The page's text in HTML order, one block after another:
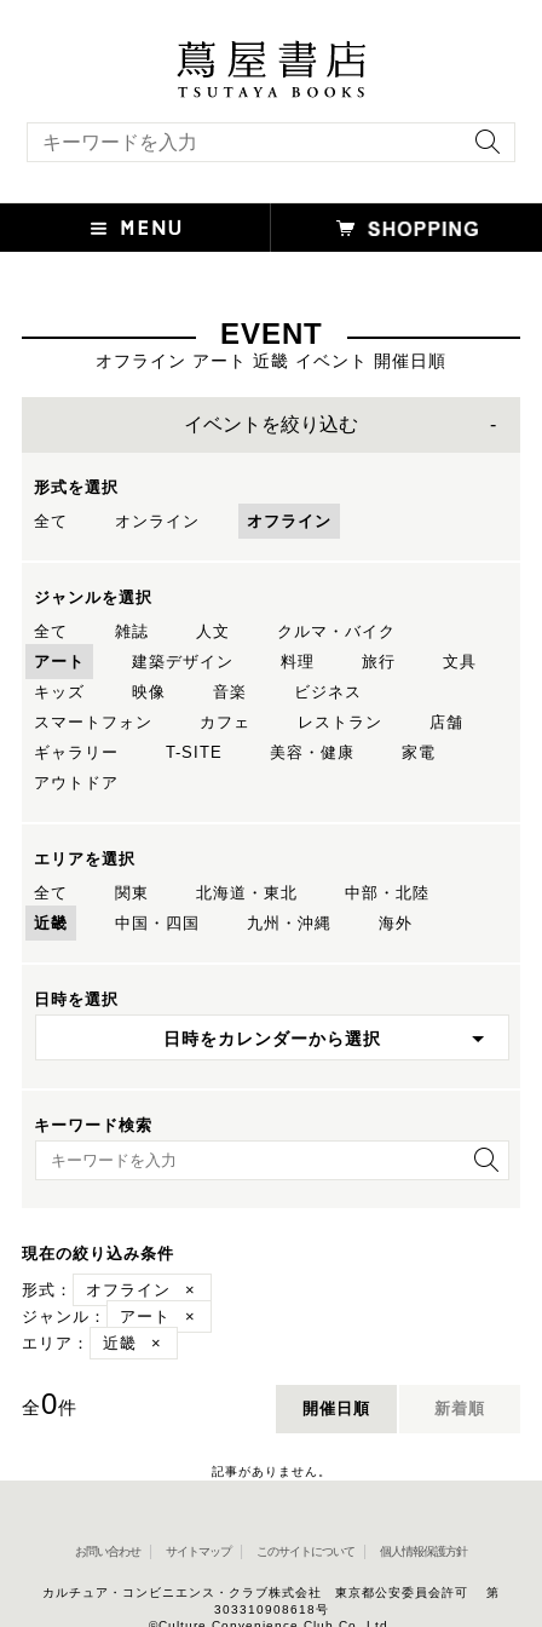
EVENT
オフライン アート 近畿 イベント 開催日順
イベントを絞り込む
形式を選択
全て
オンライン オフライン
ジャンルを選択
全て
雑誌 人文
クルマ・バイク
アート
建築デザイン 料理 旅行
文具
キッズ
映像 音楽
ビジネス
スマートフォン
カフェ レストラン
店舗
ギャラリー
T-SITE 美容・健康
家電
アウトドア
エリアを選択
全て
関東 北海道・東北
中部・北陸
近畿
中国・四国 九州・沖縄 海外
日時を選択
日時をカレンダーから選択
キーワード検索
キーワード検索
現在の絞り込み条件
形式：
オフライン
×
ジャンル：
アート
×
エリア：
近畿 ×
全0件 開催日順 新着順
記事がありません。
お問い合わせ サイトマップ このサイトについて 個人情報保護方針
カルチュア・コンビニエンス・クラブ株式会社 東京都公安委員会許可 第
303310908618号